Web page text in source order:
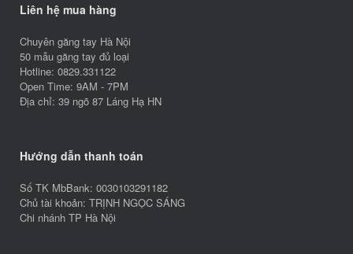
Liên hệ mua hàng
Chuyên găng tay Hà Nội
50 mẫu găng tay đủ loại
Hotline: 0829.331122
Open Time: 9AM - 7PM
Địa chỉ: 39 ngõ 87 Láng Hạ HN
Hướng dẫn thanh toán
Số TK MbBank: 0030103291182
Chủ tài khoản: TRỊNH NGỌC SÁNG
Chi nhánh TP Hà Nội